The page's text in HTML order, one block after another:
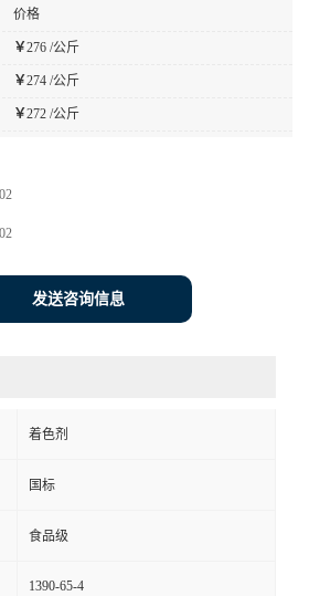
价格
￥276 /公斤
￥274 /公斤
￥272 /公斤
发送咨询信息
着色剂
国标
食品级
1390-65-4